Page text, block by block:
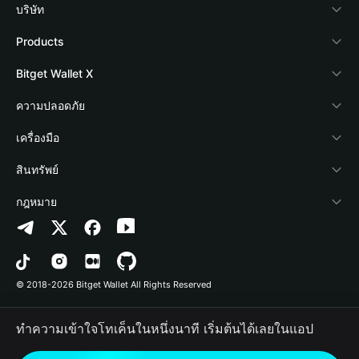
บริษัท
เกี่ยวกับ Bitget Wallet
Blog
Academy
ข่าวสารด้านคริปโต
ศูนย์ช่วยเหลือ
ติดต่อเรา
ทรัพยากรข้อมูลของแบรนด์
อาชีพ
Products
Crypto Card
Stablecoin Earn
Payfi Crypto
Crypto Swap API
Altcoin Season Index
Prediction Markets
DApp
RWA
Bitget Wallet X
นักพัฒนา
เชื่อมต่อ Wallet
Bitget Wallet Pay
ลิสต์โปรเจกต์
ความปลอดภัย
Protection Fund
เทคโนโลยีความปลอดภัย
เครื่องมือ
ซื้อคริปโต
การตรวจจับการอนุญาต
การตรวจจับสัญญา
การโอนเป็นชุด
สินทรัพย์
Arbitrum
Avalanche
Bitcoin
Polygon
กฎหมาย
นโยบายความเป็นส่วนตัว
ข้อตกลงในการใช้บริการ
© 2018-2026 Bitget Wallet All Rights Reserved
ทำความเข้าใจโทเค็นในหนึ่งนาที เริ่มต้นได้เลยในแอป